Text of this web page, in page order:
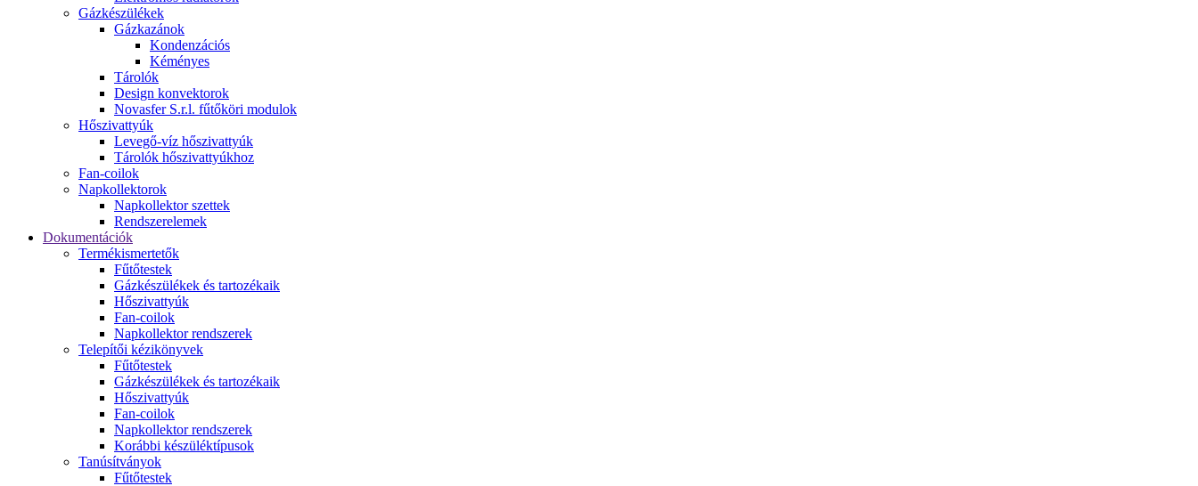
Gázkészülékek
Gázkazánok
Kondenzációs
Kéményes
Tárolók
Design konvektorok
Novasfer S.r.l. fűtőköri modulok
Hőszivattyúk
Levegő-víz hőszivattyúk
Tárolók hőszivattyúkhoz
Fan-coilok
Napkollektorok
Napkollektor szettek
Rendszerelemek
Dokumentációk
Termékismertetők
Fűtőtestek
Gázkészülékek és tartozékaik
Hőszivattyúk
Fan-coilok
Napkollektor rendszerek
Telepítői kézikönyvek
Fűtőtestek
Gázkészülékek és tartozékaik
Hőszivattyúk
Fan-coilok
Napkollektor rendszerek
Korábbi készüléktípusok
Tanúsítványok
Fűtőtestek